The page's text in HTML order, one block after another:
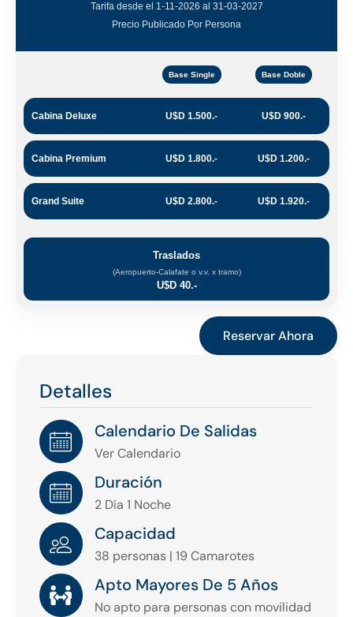
Tarifa desde el 1-11-2026 al 31-03-2027
Precio Publicado Por Persona
Base Single Base Doble
Cabina Deluxe U$D 1.500.- U$D 900.-
Cabina Premium U$D 1.800.- U$D 1.200.-
Grand Suite U$D 2.800.- U$D 1.920.-
Traslados
(Aeropuerto-Calafate o v.v. x tramo)
U$D 40.-
Reservar Ahora
Detalles
Calendario De Salidas
Ver Calendario
Duración
2 Día 1 Noche
Capacidad
38 personas | 19 Camarotes
Apto Mayores De 5 Años
No apto para personas con movilidad